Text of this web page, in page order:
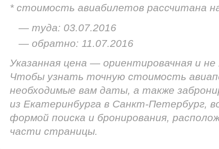
* стоимость авиабилетов рассчитана
— туда: 03.07.2016
— обратно: 11.07.2016
Указанная цена — ориентировачная и
Чтобы узнать точную стоимость
необходимые вам даты, а также
из Екатеринбурга в Санкт-Петербург,
формой поиска и бронирования,
части страницы.